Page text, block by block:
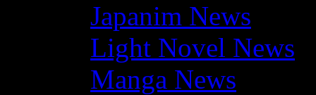
Japanim News
Light Novel News
Manga News